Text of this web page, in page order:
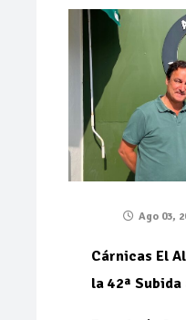
Ago 03,
Cárnicas El
la 42ª Subida